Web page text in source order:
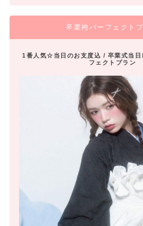
卒業袴パーフェクト
1番人気☆当日のお支度込 / 卒業式当日
フェクトプラン